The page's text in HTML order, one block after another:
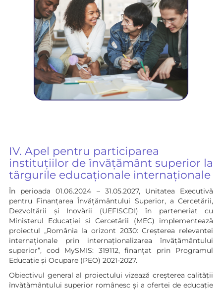
IV. Apel pentru participarea
instituțiilor de învățământ superior la
târgurile educaționale internaționale
În perioada 01.06.2024 – 31.05.2027, Unitatea Executivă
pentru Finanțarea Învățământului Superior, a Cercetării,
Dezvoltării și Inovării (UEFISCDI) în parteneriat cu
Ministerul Educației și Cercetării (MEC) implementează
proiectul „România la orizont 2030: Creșterea relevantei
internaționale prin internaționalizarea învățământului
superior”, cod MySMIS: 319112, finanțat prin Programul
Educație și Ocupare (PEO) 2021-2027.
Obiectivul general al proiectului vizează creșterea calității
învățământului superior românesc și a ofertei de educație